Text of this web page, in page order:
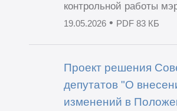
контрольной работы
19.05.2026• PDF 83 КБ
Проект решения
депутатов "О
изменений в